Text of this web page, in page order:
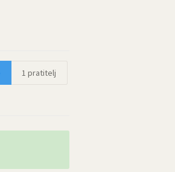
1 pratitelj